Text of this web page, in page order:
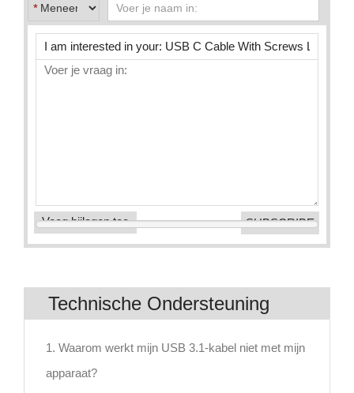
*
Voeg bijlagen toe
Technische Ondersteuning
1. Waarom werkt mijn USB 3.1-kabel niet met mijn
apparaat?